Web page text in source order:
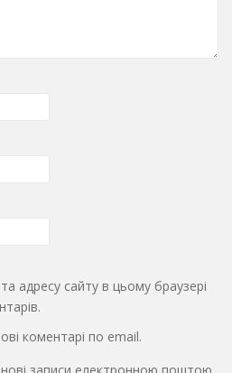
адресу сайту в цьому браузері
коментарі по email.